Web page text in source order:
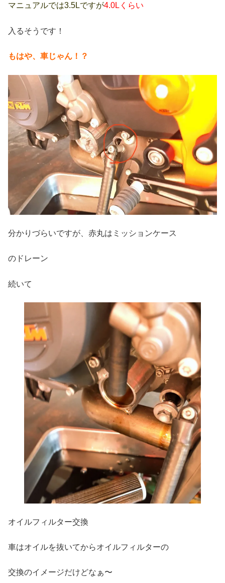
マニュアルでは3.5Lですが4.0L くらい
入るそうです！
もはや、車じゃん！？
分かりづらいですが、赤丸はミッションケース
のドレーン
続いて
オイルフィルター交換
車はオイルを抜いてからオイルフィルターの
交換のイメージだけどなぁ〜